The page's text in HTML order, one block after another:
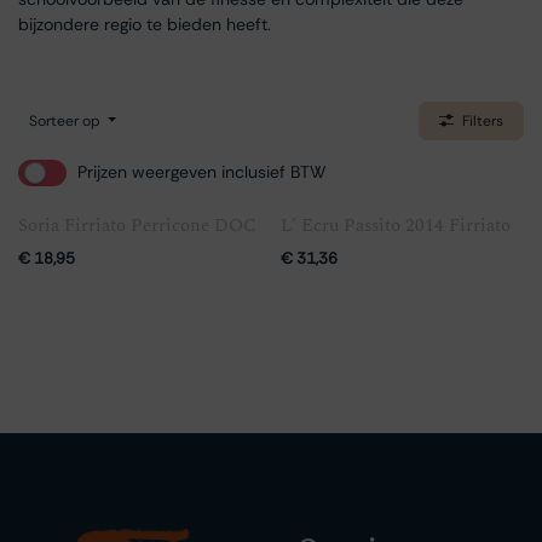
bijzondere regio te bieden heeft.
Sorteer op Filters
Prijzen weergeven inclusief BTW
€ 18,95 € 31,36